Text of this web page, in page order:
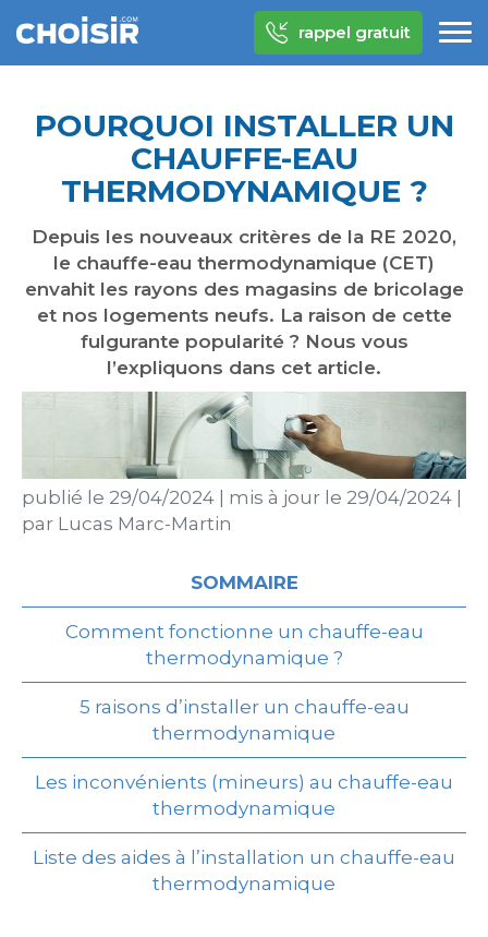
rappel gratuit
POURQUOI INSTALLER UN
CHAUFFE-EAU
THERMODYNAMIQUE ?
Depuis les nouveaux critères de la RE 2020,
le chauffe-eau thermodynamique (CET)
envahit les rayons des magasins de bricolage
et nos logements neufs. La raison de cette
fulgurante popularité ? Nous vous
l’expliquons dans cet article.
publié le 29/04/2024 mis à jour le 29/04/2024
par Lucas Marc-Martin
SOMMAIRE
Comment fonctionne un chauffe-eau
thermodynamique ?
5 raisons d’installer un chauffe-eau
thermodynamique
Les inconvénients (mineurs) au chauffe-eau
thermodynamique
Liste des aides à l’installation un chauffe-eau
thermodynamique